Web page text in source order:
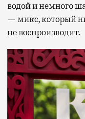
водой и немного
— микс, который
не воспроизводит.